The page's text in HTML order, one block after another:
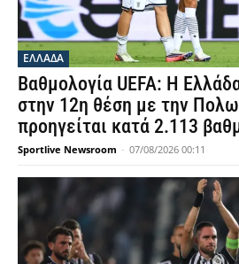
ΕΛΛΑΔΑ
Βαθμολογία UEFA: Η
στην 12η θέση με την
προηγείται κατά 2.113
Sportlive Newsroom - 07/08/2026 00:11